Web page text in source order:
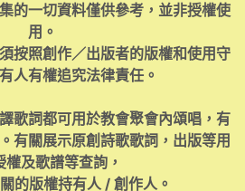
的一切資料僅供參考，並非授權使
用。
按照創作／出版者的版權和使用守
人有權追究法律責任。
歌詞都可用於教會聚會內頌唱，有
有關展示原創詩歌歌詞，出版等用
權及歌譜等查詢，
的版權持有人 / 創作人。